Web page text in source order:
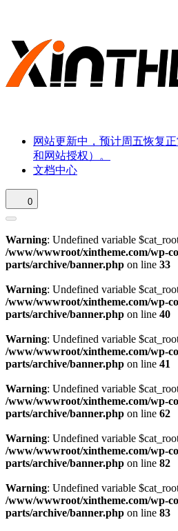
网站更新中，预计周五恢复
和网站授权）。
文档中心
0
Warning: Undefined variable
/www/wwwroot/xintheme.com/wp-
parts/archive/banner.php on line 33
Warning: Undefined variable
/www/wwwroot/xintheme.com/wp-
parts/archive/banner.php on line 40
Warning: Undefined variable
/www/wwwroot/xintheme.com/wp-
parts/archive/banner.php on line 41
Warning: Undefined variable
/www/wwwroot/xintheme.com/wp-
parts/archive/banner.php on line 62
Warning: Undefined variable
/www/wwwroot/xintheme.com/wp-
parts/archive/banner.php on line 82
Warning: Undefined variable
/www/wwwroot/xintheme.com/wp-
parts/archive/banner.php on line 83